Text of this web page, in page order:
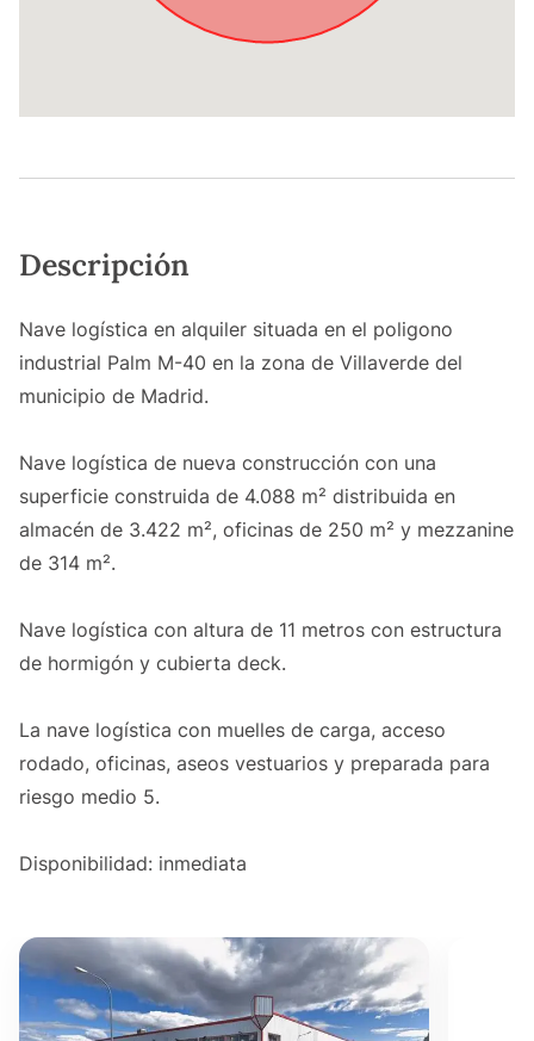
Descripción
Nave logística en alquiler situada en el poligono
industrial Palm M-40 en la zona de Villaverde del
municipio de Madrid.
Nave logística de nueva construcción con una
superficie construida de 4.088 m² distribuida en
almacén de 3.422 m², oficinas de 250 m² y mezzanine
de 314 m².
Nave logística con altura de 11 metros con estructura
de hormigón y cubierta deck.
La nave logística con muelles de carga, acceso
rodado, oficinas, aseos vestuarios y preparada para
riesgo medio 5.
Disponibilidad: inmediata